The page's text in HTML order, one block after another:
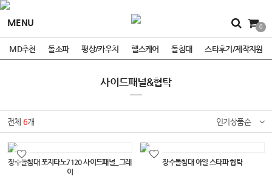
MENU 0
MD추천 돌소파 평상/카우치 헬스케어 돌침대 스타후기/제작지원
사이드패널&협탁
전체6개 인기상품순
장수돌침대 포지타노7120 사이드패널_그레
이
장수돌침대 아일 스타파 협탁